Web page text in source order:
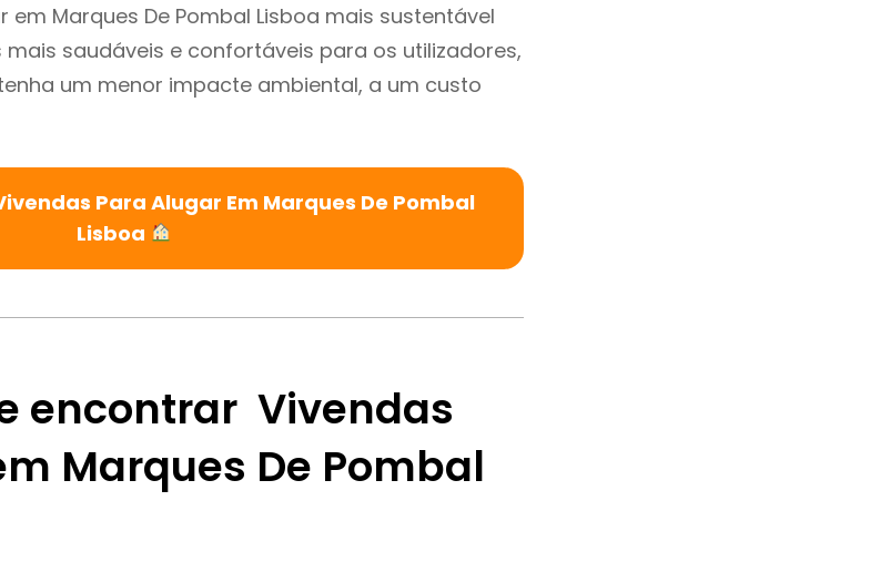
em Marques De Pombal Lisboa mais sustentável
saudáveis e confortáveis para os utilizadores,
um menor impacte ambiental, a um custo
Para Alugar Em Marques De Pombal
Lisboa
encontrar Vivendas
Marques De Pombal